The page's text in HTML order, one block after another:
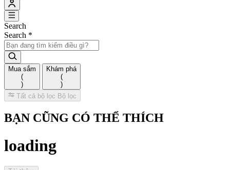
Search
Search *
Mua sắm
(
)
Khám phá
(
)
Tất cả bộ lọc Bộ lọc
BẠN CŨNG CÓ THỂ THÍCH
loading